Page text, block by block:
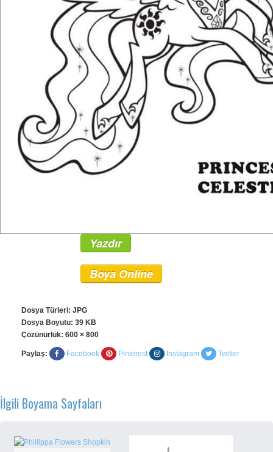
Yazdır
Boya Online
Dosya Türleri: JPG
Dosya Boyutu: 39 KB
Çözünürlük: 600 × 800
Paylaş: Facebook Pinterest Instagram Twitter
İlgili Boyama Sayfaları